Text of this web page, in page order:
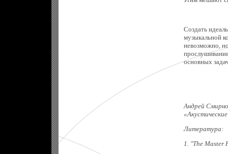
Создать
музыкальной
невозможно,
основных
Андрей
Литература:
1. "The Master